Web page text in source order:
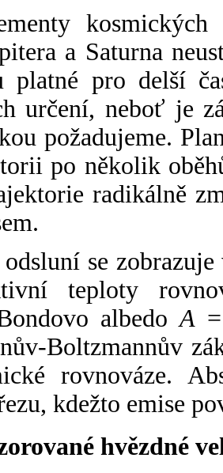
a Saturna
platné pro delší
určení, neboť je
požadujeme.
po několik
radikálně
se
teploty
albedoA
Boltzmannův
rovnováze.
kdežto emise
hvězdné